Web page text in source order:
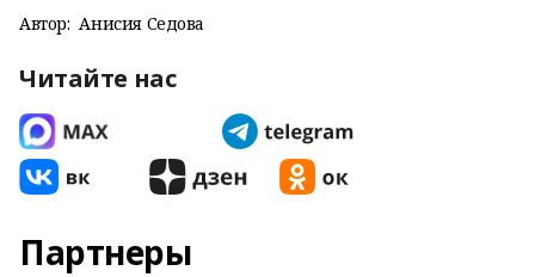
Автор: Анисия Седова
Читайте нас
Партнеры